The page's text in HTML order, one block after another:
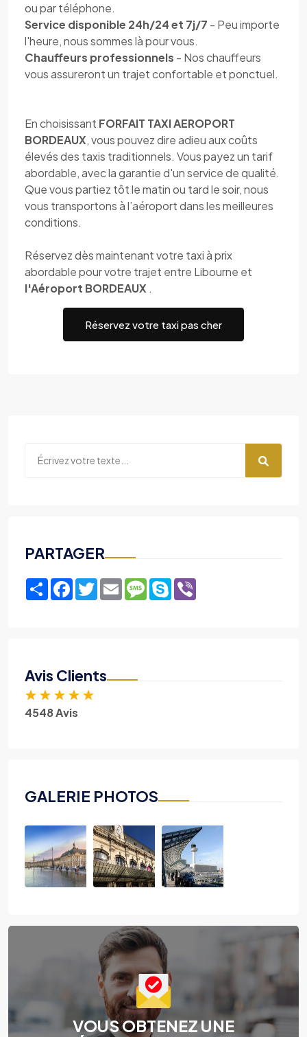
ou par téléphone.
Service disponible 24h/24 et 7j/7 - Peu importe
l'heure, nous sommes là pour vous.
Chauffeurs professionnels - Nos chauffeurs
vous assureront un trajet confortable et ponctuel.
En choisissant FORFAIT TAXI AEROPORT
BORDEAUX, vous pouvez dire adieu aux coûts
élevés des taxis traditionnels. Vous payez un tarif
abordable, avec la garantie d'un service de qualité.
Que vous partiez tôt le matin ou tard le soir, nous
vous transportons à l’aéroport dans les meilleures
conditions.
Réservez dès maintenant votre taxi à prix
abordable pour votre trajet entre Libourne et
l'Aéroport BORDEAUX .
Réservez votre taxi pas cher
PARTAGER
ShareFacebook
TwitterEmailMessage
Skype
Avis Clients
★ ★ ★ ★ ★
4548 Avis
GALERIE PHOTOS
VOUS OBTENEZ UNE